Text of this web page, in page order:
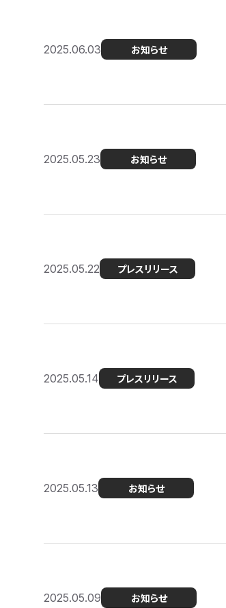
2025.06.03 お知らせ
2025.05.23 お知らせ
2025.05.22 プレスリリース
2025.05.14 プレスリリース
2025.05.13 お知らせ
2025.05.09 お知らせ